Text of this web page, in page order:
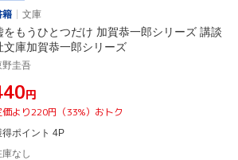
籍
文庫
をもうひとつだけ 加賀恭一郎シリーズ 講談
文庫加賀恭一郎シリーズ
野圭吾
円
価より220円（33%）おトク
得ポイント 4P
庫なし